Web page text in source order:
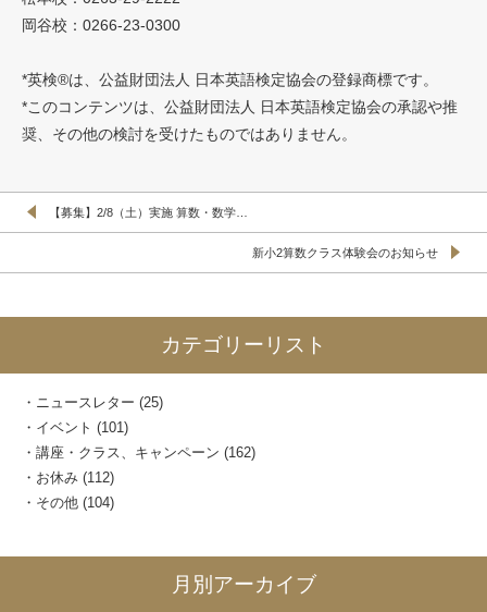
岡谷校：0266-23-0300
*英検®は、公益財団法人 日本英語検定協会の登録商標です。
*このコンテンツは、公益財団法人 日本英語検定協会の承認や推
奨、その他の検討を受けたものではありません。
【募集】2/8（土）実施 算数・数学…
新小2算数クラス体験会のお知らせ
カテゴリーリスト
ニュースレター (25)
イベント (101)
講座・クラス、キャンペーン (162)
お休み (112)
その他 (104)
月別アーカイブ